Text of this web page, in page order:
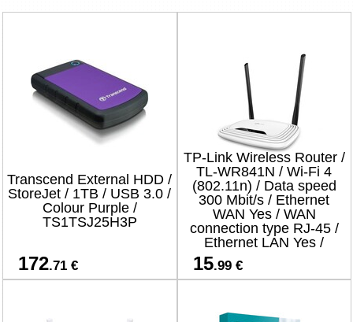
Transcend External HDD /
StoreJet / 1TB / USB 3.0 /
Colour Purple /
TS1TSJ25H3P
172.71 €
TP-Link Wireless Router /
TL-WR841N / Wi-Fi 4
(802.11n) / Data speed
300 Mbit/s / Ethernet
WAN Yes / WAN
connection type RJ-45 /
Ethernet LAN Yes /
4xLAN ports
15.99 €